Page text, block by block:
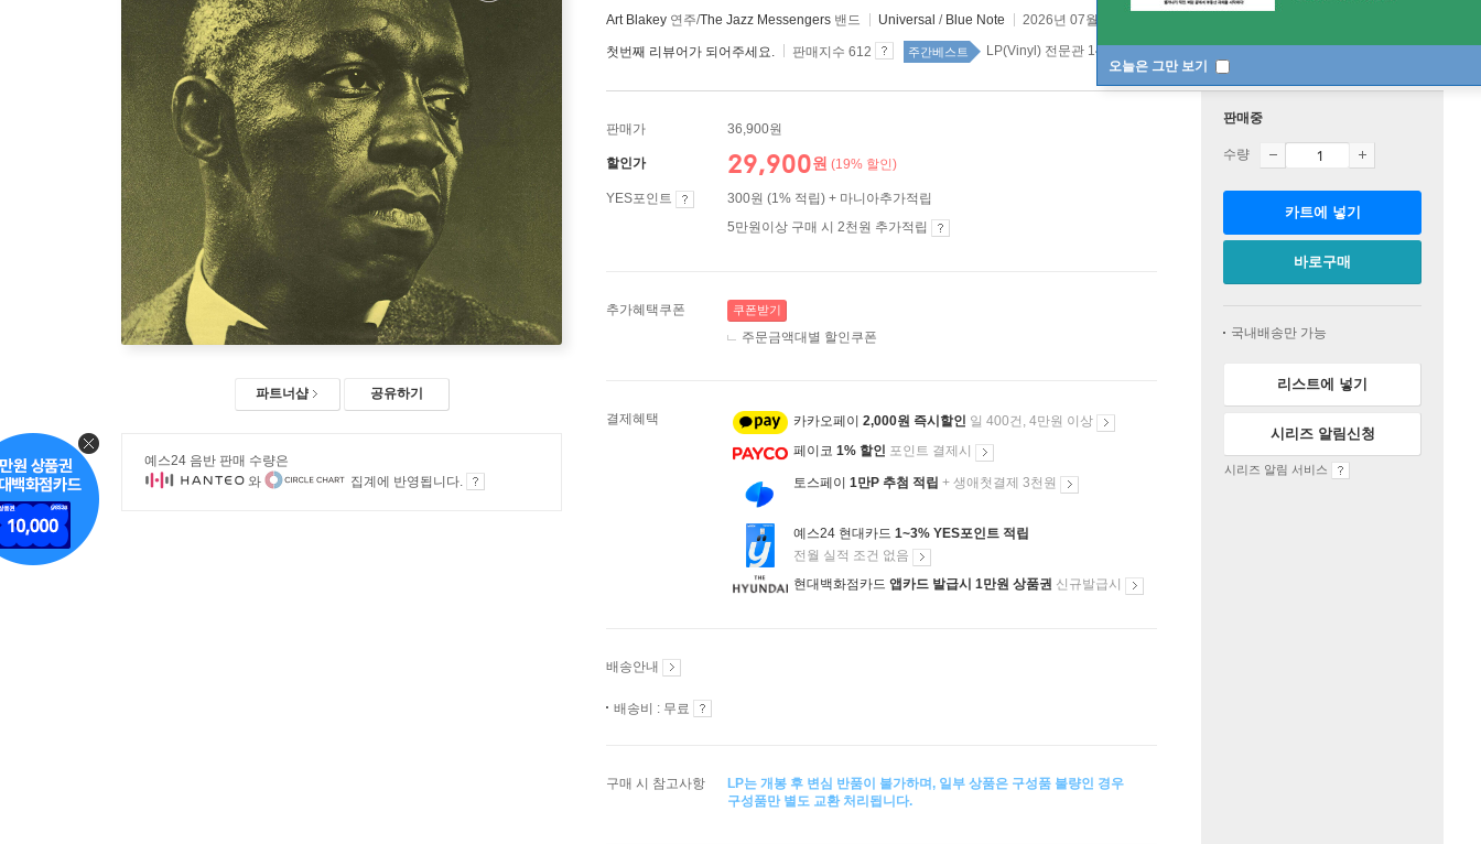
오늘은 그만 보기
파트너샵 공유하기
예스24 음반 판매 수량은
와
집계에 반영됩니다.
Art Blakey 연주/The Jazz Messengers 밴드 Universal / Blue Note 2026년 07월 17일
첫번째 리뷰어가 되어주세요. 판매지수 612 주간베스트 LP(Vinyl) 전문관 147위
판매가 36,900원
할인가 29,900원 (19% 할인)
YES포인트
300원 (1% 적립) + 마니아추가적립
5만원이상 구매 시 2천원 추가적립
추가혜택쿠폰 쿠폰받기
주문금액대별 할인쿠폰
결제혜택 카카오페이 2,000원 즉시할인 일 400건, 4만원 이상
페이코 1% 할인 포인트 결제시
토스페이 1만P 추첨 적립 + 생애첫결제 3천원
예스24 현대카드 1~3% YES포인트 적립
전월 실적 조건 없음
현대백화점카드 앱카드 발급시 1만원 상품권 신규발급시
배송안내
배송비 : 무료
구매 시 참고사항
LP는 개봉 후 변심 반품이 불가하며, 일부 상품은 구성품 불량인 경우
구성품만 별도 교환 처리됩니다.
판매중
수량
카트에 넣기
바로구매
국내배송만 가능
리스트에 넣기
시리즈 알림신청
시리즈 알림 서비스